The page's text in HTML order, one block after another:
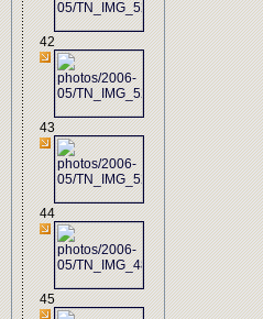
42
43
44
45